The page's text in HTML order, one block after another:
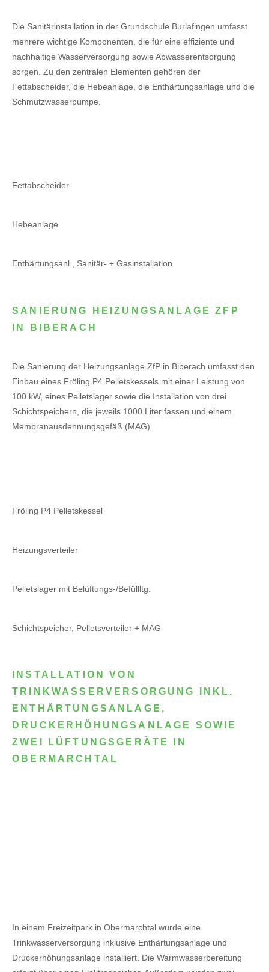
Die Sanitärinstallation in der Grundschule Burlafingen umfasst
mehrere wichtige Komponenten, die für eine effiziente und
nachhaltige Wasserversorgung sowie Abwasserentsorgung
sorgen. Zu den zentralen Elementen gehören der
Fettabscheider, die Hebeanlage, die Enthärtungsanlage und die
Schmutzwasserpumpe.
Fettabscheider
Hebeanlage
Enthärtungsanl., Sanitär- + Gasinstallation
SANIERUNG HEIZUNGSANLAGE ZFP
IN BIBERACH
Die Sanierung der Heizungsanlage ZfP in Biberach umfasst den
Einbau eines Fröling P4 Pelletskessels mit einer Leistung von
100 kW, eines Pelletslager sowie die Installation von drei
Schichtspeichern, die jeweils 1000 Liter fassen und einem
Membranausdehnungsgefäß (MAG).
Fröling P4 Pelletskessel
Heizungsverteiler
Pelletslager mit Belüftungs-/Befüllltg.
Schichtspeicher, Pelletsverteiler + MAG
INSTALLATION VON
TRINKWASSERVERSORGUNG INKL.
ENTHÄRTUNGSANLAGE,
DRUCKERHÖHUNGSANLAGE SOWIE
ZWEI LÜFTUNGSGERÄTE IN
OBERMARCHTAL
In einem Freizeitpark in Obermarchtal wurde eine
Trinkwasserversorgung inklusive Enthärtungsanlage und
Druckerhöhungsanlage installiert. Die Warmwasserbereitung